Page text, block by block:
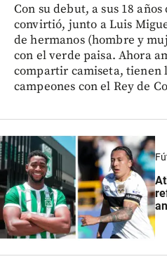
Con su debut, a sus 18
convirtió, junto a Luis
de hermanos (hombre y
con el verde paisa. Ahora
compartir camiseta, tienen
campeones con el Rey de